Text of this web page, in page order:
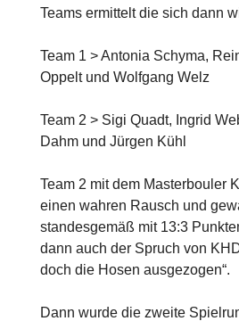
Teams ermittelt die sich dann
Team 1 > Antonia Schyma,
Oppelt und Wolfgang Welz
Team 2 > Sigi Quadt, Ingrid
Dahm und Jürgen Kühl
Team 2 mit dem Masterbouler
einen wahren Rausch und
standesgemäß mit 13:3
dann auch der Spruch von
doch die Hosen ausgezogen“.
Dann wurde die zweite